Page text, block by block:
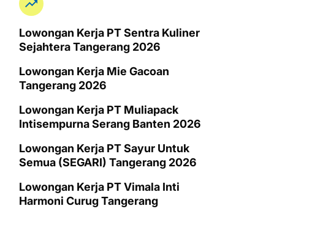
Lowongan Kerja PT Sentra Kuliner
Sejahtera Tangerang 2026
Lowongan Kerja Mie Gacoan
Tangerang 2026
Lowongan Kerja PT Muliapack
Intisempurna Serang Banten 2026
Lowongan Kerja PT Sayur Untuk
Semua (SEGARI) Tangerang 2026
Lowongan Kerja PT Vimala Inti
Harmoni Curug Tangerang